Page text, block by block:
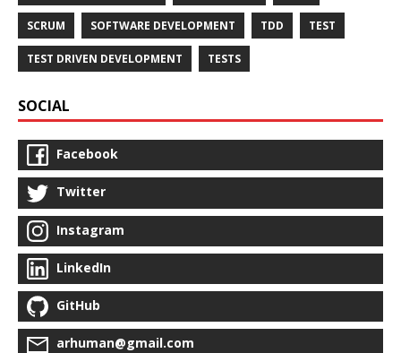
SCRUM SOFTWARE DEVELOPMENT TDD TEST
TEST DRIVEN DEVELOPMENT TESTS
SOCIAL
Facebook
Twitter
Instagram
LinkedIn
GitHub
arhuman@gmail.com